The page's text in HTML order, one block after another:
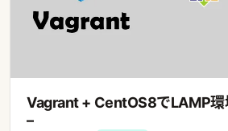
Vagrant + CentOS8でLAMP環
–